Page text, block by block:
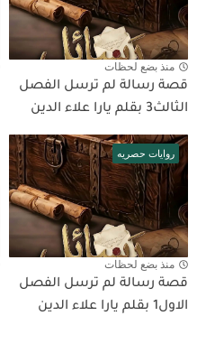
منذ بضع لحظات
قصة رسالة لم ترسل الفصل
الثالث3 بقلم يارا علاء الدين
روايات حصريه
منذ بضع لحظات
قصة رسالة لم ترسل الفصل
الاول1 بقلم يارا علاء الدين